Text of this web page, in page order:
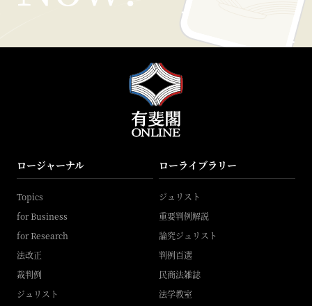
ロージャーナル
Topics
for Business
for Research
法改正
裁判例
ジュリスト
ローライブラリー
ジュリスト
重要判例解説
論究ジュリスト
判例百選
民商法雑誌
法学教室